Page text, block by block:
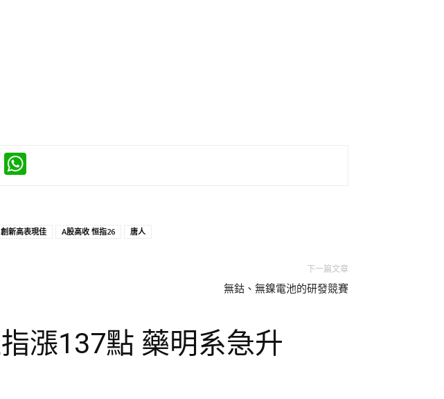
WeChat
新高表現佳 A股高收 恒指26 唐人
下一篇文章
無鈷、無鎳電池的研發競賽
漲137點 藥明系急升